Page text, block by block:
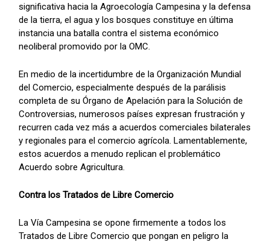
significativa hacia la Agroecología Campesina y la defensa
de la tierra, el agua y los bosques constituye en última
instancia una batalla contra el sistema económico
neoliberal promovido por la OMC.
En medio de la incertidumbre de la Organización Mundial
del Comercio, especialmente después de la parálisis
completa de su Órgano de Apelación para la Solución de
Controversias, numerosos países expresan frustración y
recurren cada vez más a acuerdos comerciales bilaterales
y regionales para el comercio agrícola. Lamentablemente,
estos acuerdos a menudo replican el problemático
Acuerdo sobre Agricultura.
Contra los Tratados de Libre Comercio
La Vía Campesina se opone firmemente a todos los
Tratados de Libre Comercio que pongan en peligro la